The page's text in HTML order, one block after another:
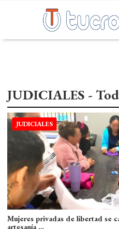
DEPORTES
NACIONALES
POLITICA
CULTURA
EMPRESARIALES
INTERNACIONALES
SOCIALES
JUDICIALES -
JUDICIALES
Mujeres privadas de libertad se
artesanía ...